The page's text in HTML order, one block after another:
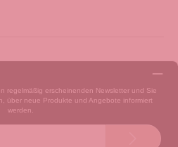
regelmäßig erscheinenden Newsletter und Sie
über neue Produkte und Angebote informiert
werden.